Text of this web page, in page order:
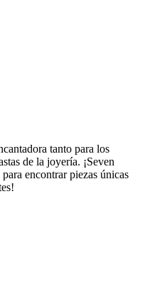
tanto para los
de la joyería. ¡Seven
encontrar piezas únicas